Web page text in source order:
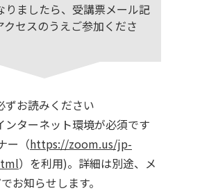
りましたら、受講票メール記
クセスのうえご参加くださ
お読みください
ンターネット環境が必須です
ー（https://zoom.us/jp-
）を利用)。詳細は別途、メ
お知らせします。